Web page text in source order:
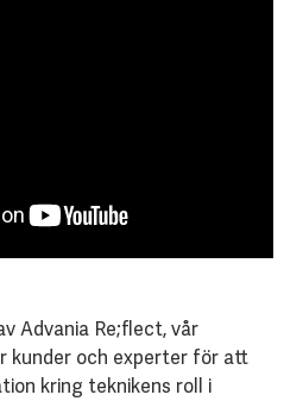
Advania Re;flect, vår
kunder och experter för att
kring teknikens roll i